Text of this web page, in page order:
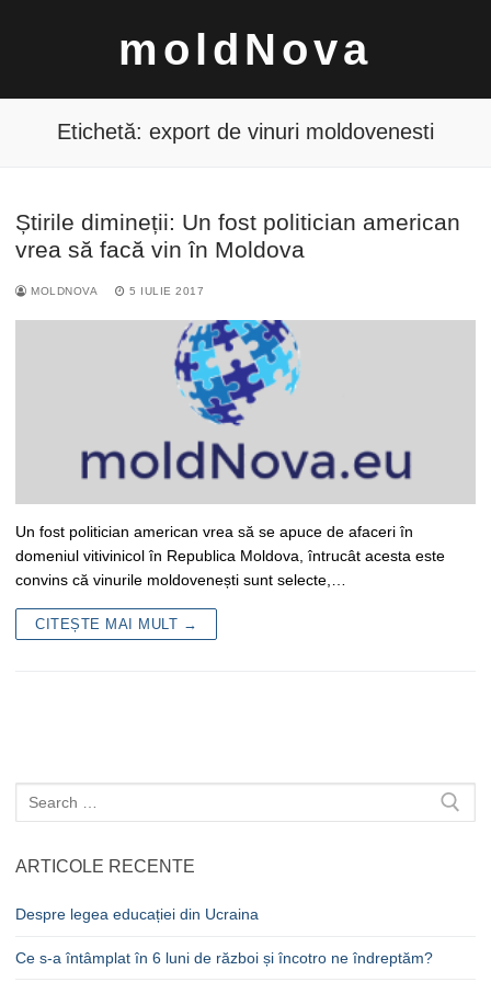
moldNova
Caută
Etichetă: export de vinuri moldovenesti
Știrile dimineții: Un fost politician american
vrea să facă vin în Moldova
MOLDNOVA 5 IULIE 2017
Un fost politician american vrea să se apuce de afaceri în
domeniul vitivinicol în Republica Moldova, întrucât acesta este
convins că vinurile moldovenești sunt selecte,…
CITEȘTE MAI MULT →
Caută
după:
ARTICOLE RECENTE
Despre legea educației din Ucraina
Ce s-a întâmplat în 6 luni de război și încotro ne îndreptăm?